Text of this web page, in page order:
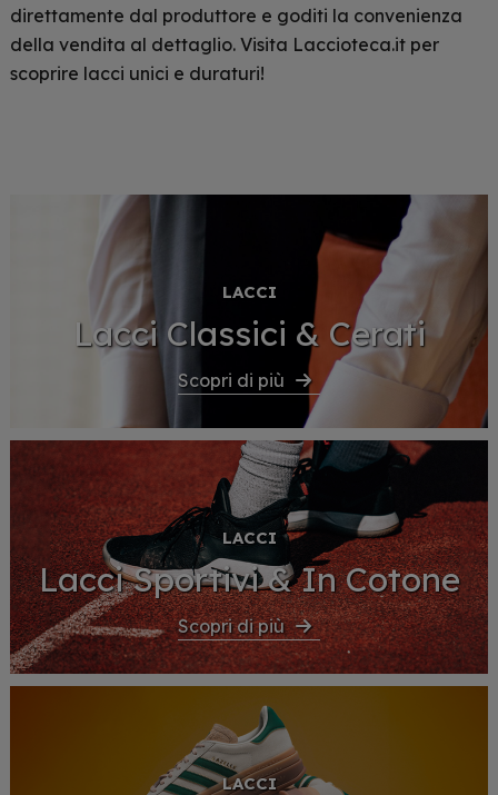
direttamente dal produttore e goditi la convenienza
della vendita al dettaglio. Visita Laccioteca.it per
scoprire lacci unici e duraturi!
LACCI
Lacci Classici & Cerati
Scopri di più
LACCI
Lacci Sportivi & In Cotone
Scopri di più
LACCI